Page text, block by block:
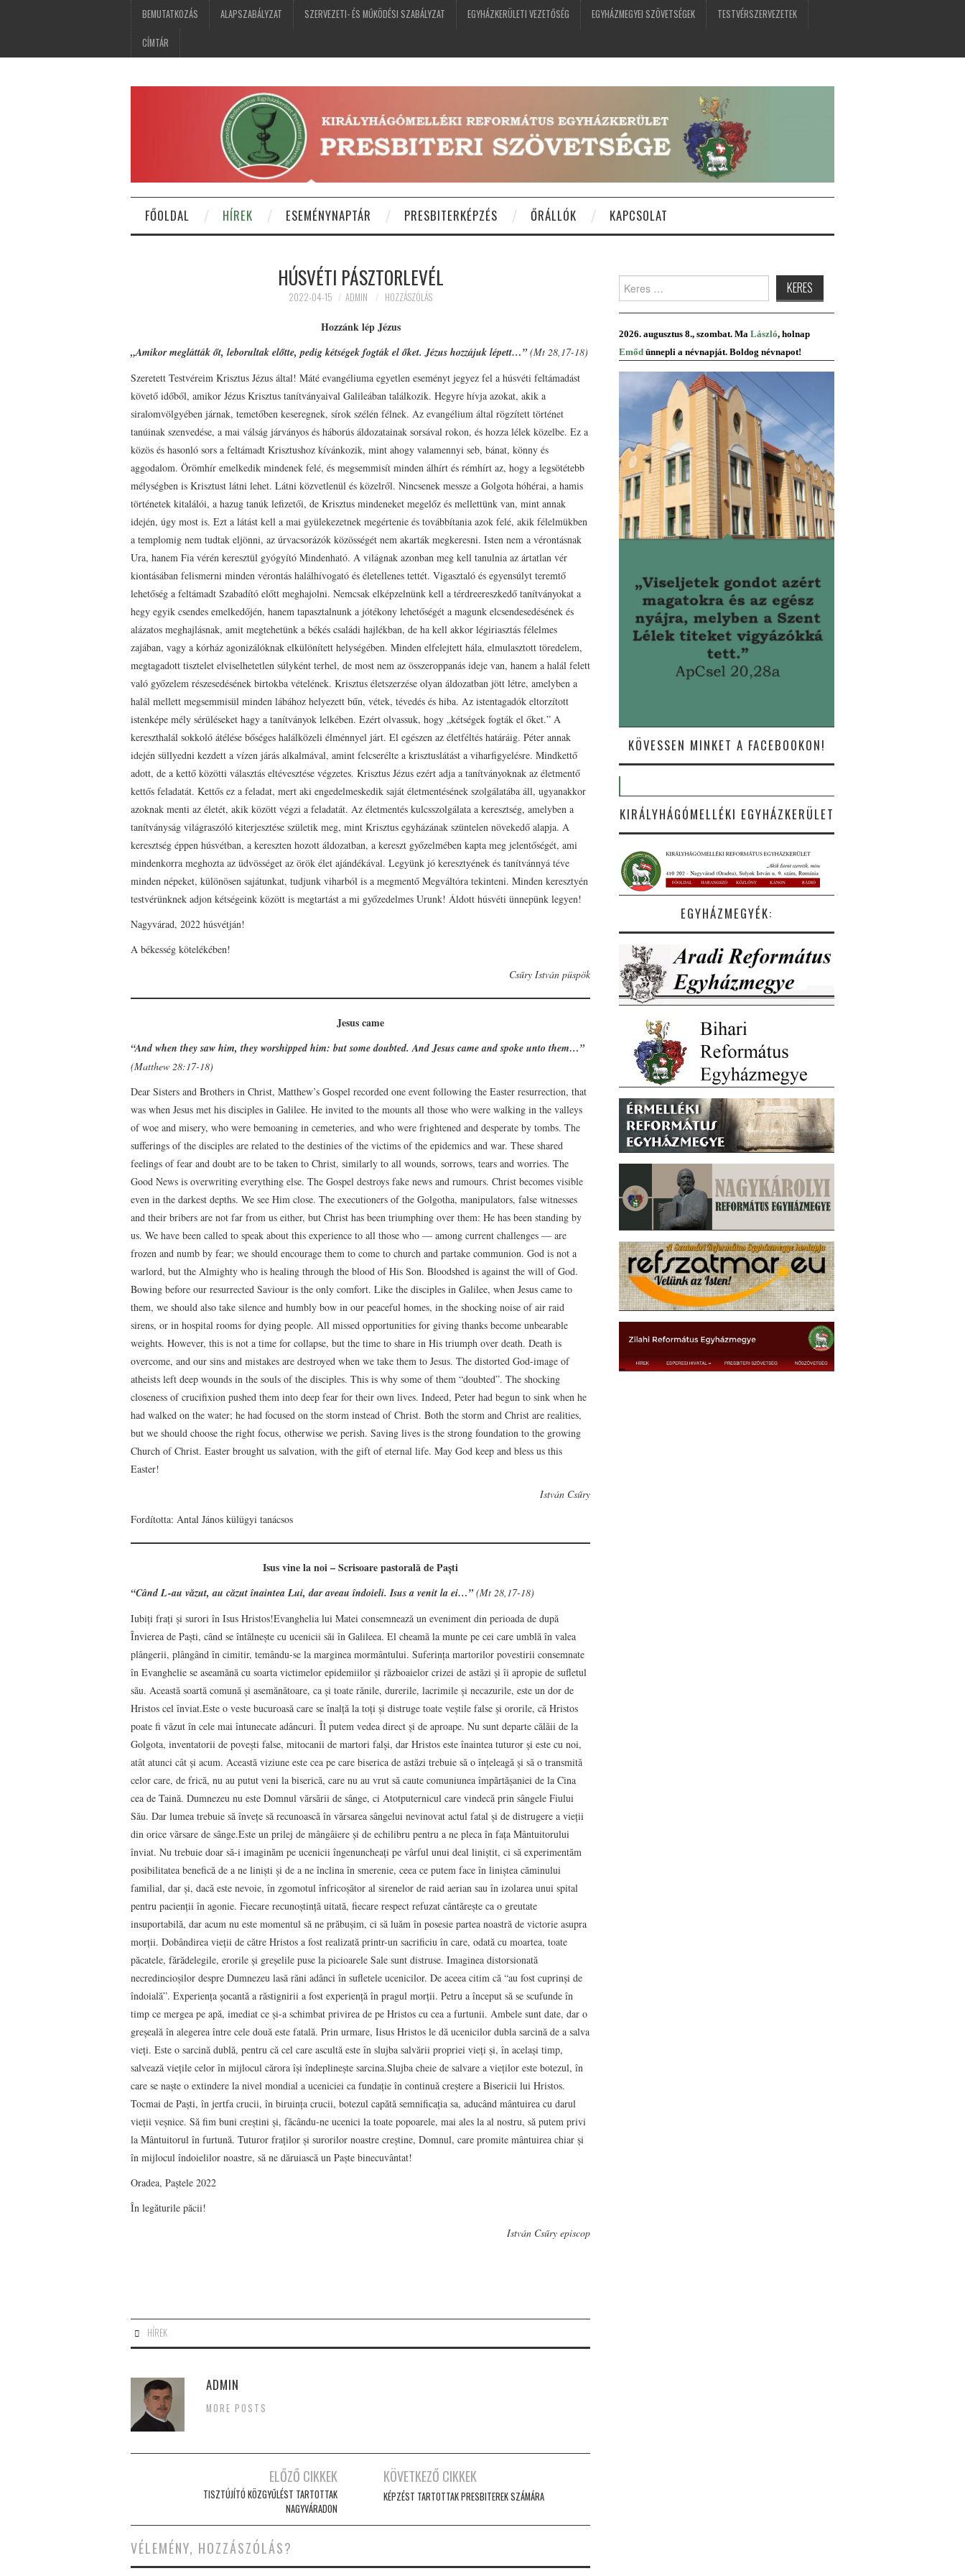
BEMUTATKOZÁS ALAPSZABÁLYZAT SZERVEZETI- ÉS MŰKÖDÉSI SZABÁLYZAT EGYHÁZKERÜLETI VEZETŐSÉG EGYHÁZMEGYEI SZÖVETSÉGEK TESTVÉRSZERVEZETEK
CÍMTÁR
FŐOLDAL HÍREK ESEMÉNYNAPTÁR PRESBITERKÉPZÉS ŐRÁLLÓK KAPCSOLAT
HÚSVÉTI PÁSZTORLEVÉL
2022-04-15 ADMIN HOZZÁSZÓLÁS
Hozzánk lép Jézus
„Amikor meglátták őt, leborultak előtte, pedig kétségek fogták el őket. Jézus hozzájuk lépett…”(Mt 28,17-18)
Szeretett Testvéreim Krisztus Jézus által! Máté evangéliuma egyetlen eseményt jegyez fel a húsvéti feltámadást
követő időből, amikor Jézus Krisztus tanítványaival Galileában találkozik. Hegyre hívja azokat, akik a
siralomvölgyében járnak, temetőben keseregnek, sírok szélén félnek. Az evangélium által rögzített történet
tanúinak szenvedése, a mai válság járványos és háborús áldozatainak sorsával rokon, és hozza lélek közelbe. Ez a
közös és hasonló sors a feltámadt Krisztushoz kívánkozik, mint ahogy valamennyi seb, bánat, könny és
aggodalom. Örömhír emelkedik mindenek felé, és megsemmisít minden álhírt és rémhírt az, hogy a legsötétebb
mélységben is Krisztust látni lehet. Látni közvetlenül és közelről. Nincsenek messze a Golgota hóhérai, a hamis
történetek kitalálói, a hazug tanúk lefizetői, de Krisztus mindeneket megelőz és mellettünk van, mint annak
idején, úgy most is. Ezt a látást kell a mai gyülekezetnek megértenie és továbbítania azok felé, akik félelmükben
a templomig nem tudtak eljönni, az úrvacsorázók közösségét nem akarták megkeresni. Isten nem a vérontásnak
Ura, hanem Fia vérén keresztül gyógyító Mindenható. A világnak azonban meg kell tanulnia az ártatlan vér
kiontásában felismerni minden vérontás halálhívogató és életellenes tettét. Vigasztaló és egyensúlyt teremtő
lehetőség a feltámadt Szabadító előtt meghajolni. Nemcsak elképzelnünk kell a térdreereszkedő tanítványokat a
hegy egyik csendes emelkedőjén, hanem tapasztalnunk a jótékony lehetőségét a magunk elcsendesedésének és
alázatos meghajlásnak, amit megtehetünk a békés családi hajlékban, de ha kell akkor légiriasztás félelmes
zajában, vagy a kórház agonizálóknak elkülönített helységében. Minden elfelejtett hála, elmulasztott töredelem,
megtagadott tisztelet elviselhetetlen súlyként terhel, de most nem az összeroppanás ideje van, hanem a halál felett
való győzelem részesedésének birtokba vételének. Krisztus életszerzése olyan áldozatban jött létre, amelyben a
halál mellett megsemmisül minden lábához helyezett bűn, vétek, tévedés és hiba. Az istentagadók eltorzított
istenképe mély sérüléseket hagy a tanítványok lelkében. Ezért olvassuk, hogy „kétségek fogták el őket.” A
kereszthalál sokkoló átélése bőséges halálközeli élménnyel járt. El egészen az életféltés határáig. Péter annak
idején süllyedni kezdett a vízen járás alkalmával, amint felcserélte a krisztuslátást a viharfigyelésre. Mindkettő
adott, de a kettő közötti választás eltévesztése végzetes. Krisztus Jézus ezért adja a tanítványoknak az életmentő
kettős feladatát. Kettős ez a feladat, mert aki engedelmeskedik saját életmentésének szolgálatába áll, ugyanakkor
azoknak menti az életét, akik között végzi a feladatát. Az életmentés kulcsszolgálata a keresztség, amelyben a
tanítványság világraszóló kiterjesztése születik meg, mint Krisztus egyházának szüntelen növekedő alapja. A
keresztség éppen húsvétban, a kereszten hozott áldozatban, a kereszt győzelmében kapta meg jelentőségét, ami
mindenkorra meghozta az üdvösséget az örök élet ajándékával. Legyünk jó keresztyének és tanítvánnyá téve
minden népeket, különösen sajátunkat, tudjunk viharból is a megmentő Megváltóra tekinteni. Minden keresztyén
testvérünknek adjon kétségeink között is megtartást a mi győzedelmes Urunk! Áldott húsvéti ünnepünk legyen!
Nagyvárad, 2022 húsvétján!
A békesség kötelékében!
Csűry István püspök
Jesus came
“And when they saw him, they worshipped him: but some doubted. And Jesus came and spoke unto them…”
(Matthew 28:17-18)
Dear Sisters and Brothers in Christ, Matthew’s Gospel recorded one event following the Easter resurrection, that
was when Jesus met his disciples in Galilee. He invited to the mounts all those who were walking in the valleys
of woe and misery, who were bemoaning in cemeteries, and who were frightened and desperate by tombs. The
sufferings of the disciples are related to the destinies of the victims of the epidemics and war. These shared
feelings of fear and doubt are to be taken to Christ, similarly to all wounds, sorrows, tears and worries. The
Good News is overwriting everything else. The Gospel destroys fake news and rumours. Christ becomes visible
even in the darkest depths. We see Him close. The executioners of the Golgotha, manipulators, false witnesses
and their bribers are not far from us either, but Christ has been triumphing over them: He has been standing by
us. We have been called to speak about this experience to all those who –– among current challenges –– are
frozen and numb by fear; we should encourage them to come to church and partake communion. God is not a
warlord, but the Almighty who is healing through the blood of His Son. Bloodshed is against the will of God.
Bowing before our resurrected Saviour is the only comfort. Like the disciples in Galilee, when Jesus came to
them, we should also take silence and humbly bow in our peaceful homes, in the shocking noise of air raid
sirens, or in hospital rooms for dying people. All missed opportunities for giving thanks become unbearable
weights. However, this is not a time for collapse, but the time to share in His triumph over death. Death is
overcome, and our sins and mistakes are destroyed when we take them to Jesus. The distorted God-image of
atheists left deep wounds in the souls of the disciples. This is why some of them “doubted”. The shocking
closeness of crucifixion pushed them into deep fear for their own lives. Indeed, Peter had begun to sink when he
had walked on the water; he had focused on the storm instead of Christ. Both the storm and Christ are realities,
but we should choose the right focus, otherwise we perish. Saving lives is the strong foundation to the growing
Church of Christ. Easter brought us salvation, with the gift of eternal life. May God keep and bless us this
Easter!
István Csűry
Fordította: Antal János külügyi tanácsos
Isus vine la noi – Scrisoare pastorală de Paști
“Când L-au văzut, au căzut înaintea Lui, dar aveau îndoieli. Isus a venit la ei…”(Mt 28,17-18)
Iubiți frați și surori în Isus Hristos!Evanghelia lui Matei consemnează un eveniment din perioada de după
Învierea de Paști, când se întâlnește cu ucenicii săi în Galileea. El cheamă la munte pe cei care umblă în valea
plângerii, plângând în cimitir, temându-se la marginea mormântului. Suferința martorilor povestirii consemnate
în Evanghelie se aseamănă cu soarta victimelor epidemiilor și războaielor crizei de astăzi și îi apropie de sufletul
său. Această soartă comună și asemănătoare, ca și toate rănile, durerile, lacrimile și necazurile, este un dor de
Hristos cel înviat.Este o veste bucuroasă care se înalță la toți și distruge toate veștile false și ororile, că Hristos
poate fi văzut în cele mai întunecate adâncuri. Îl putem vedea direct și de aproape. Nu sunt departe călăii de la
Golgota, inventatorii de povești false, mitocanii de martori falși, dar Hristos este înaintea tuturor și este cu noi,
atât atunci cât și acum. Această viziune este cea pe care biserica de astăzi trebuie să o înțeleagă și să o transmită
celor care, de frică, nu au putut veni la biserică, care nu au vrut să caute comuniunea împărtășaniei de la Cina
cea de Taină. Dumnezeu nu este Domnul vărsării de sânge, ci Atotputernicul care vindecă prin sângele Fiului
Său. Dar lumea trebuie să învețe să recunoască în vărsarea sângelui nevinovat actul fatal și de distrugere a vieții
din orice vărsare de sânge.Este un prilej de mângâiere și de echilibru pentru a ne pleca în fața Mântuitorului
înviat. Nu trebuie doar să-i imaginăm pe ucenicii îngenuncheați pe vârful unui deal liniștit, ci să experimentăm
posibilitatea benefică de a ne liniști și de a ne înclina în smerenie, ceea ce putem face în liniștea căminului
familial, dar și, dacă este nevoie, în zgomotul înfricoșător al sirenelor de raid aerian sau în izolarea unui spital
pentru pacienții în agonie. Fiecare recunoștință uitată, fiecare respect refuzat cântărește ca o greutate
insuportabilă, dar acum nu este momentul să ne prăbușim, ci să luăm în posesie partea noastră de victorie asupra
morții. Dobândirea vieții de către Hristos a fost realizată printr-un sacrificiu în care, odată cu moartea, toate
păcatele, fărădelegile, erorile și greșelile puse la picioarele Sale sunt distruse. Imaginea distorsionată
necredincioșilor despre Dumnezeu lasă răni adânci în sufletele ucenicilor. De aceea citim că “au fost cuprinși de
îndoială”. Experiența șocantă a răstignirii a fost experiență în pragul morții. Petru a început să se scufunde în
timp ce mergea pe apă, imediat ce și-a schimbat privirea de pe Hristos cu cea a furtunii. Ambele sunt date, dar o
greșeală în alegerea între cele două este fatală. Prin urmare, Iisus Hristos le dă ucenicilor dubla sarcină de a salva
vieți. Este o sarcină dublă, pentru că cel care ascultă este în slujba salvării propriei vieți și, în același timp,
salvează viețile celor în mijlocul cărora își îndeplinește sarcina.Slujba cheie de salvare a vieților este botezul, în
care se naște o extindere la nivel mondial a uceniciei ca fundație în continuă creștere a Bisericii lui Hristos.
Tocmai de Paști, în jertfa crucii, în biruința crucii, botezul capătă semnificația sa, aducând mântuirea cu darul
vieții veșnice. Să fim buni creștini și, făcându-ne ucenici la toate popoarele, mai ales la al nostru, să putem privi
la Mântuitorul în furtună. Tuturor fraților și surorilor noastre creștine, Domnul, care promite mântuirea chiar și
în mijlocul îndoielilor noastre, să ne dăruiască un Paște binecuvântat!
Oradea, Paștele 2022
În legăturile păcii!
István Csűry episcop
HÍREK
ADMIN
MORE POSTS
ELŐZŐ CIKKEK
TISZTÚJÍTÓ KÖZGYŰLÉST TARTOTTAK
NAGYVÁRADON
KÖVETKEZŐ CIKKEK
KÉPZÉST TARTOTTAK PRESBITEREK SZÁMÁRA
VÉLEMÉNY, HOZZÁSZÓLÁS?
Keres:
2026. augusztus 8., szombat. Ma László, holnap
Emőd ünnepli a névnapját. Boldog névnapot!
KÖVESSEN MINKET A FACEBOOKON!
KIRÁLYHÁGÓMELLÉKI EGYHÁZKERÜLET
EGYHÁZMEGYÉK: